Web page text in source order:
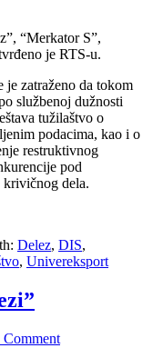
“Merkator S”,
je RTS-u.
zatraženo da tokom
službenoj dužnosti
tužilaštvo o
podacima, kao i o
restruktivnog
pod
krivičnog dela.
Delez, DIS,
, Univereksport
Comment